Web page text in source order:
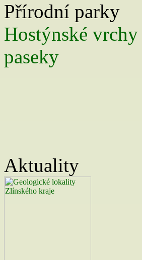
Přírodní parky
Hostýnské vrchy
paseky
Aktuality